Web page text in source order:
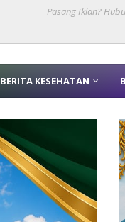
Pasang Iklan?
BERITA KESEHATAN